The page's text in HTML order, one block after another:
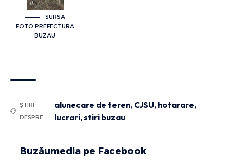
SURSA
FOTO:PREFECTURA
BUZAU
ȘTIRI
DESPRE:
alunecare de teren, CJSU, hotarare,
lucrari,stiri buzau
Buzăumedia pe Facebook